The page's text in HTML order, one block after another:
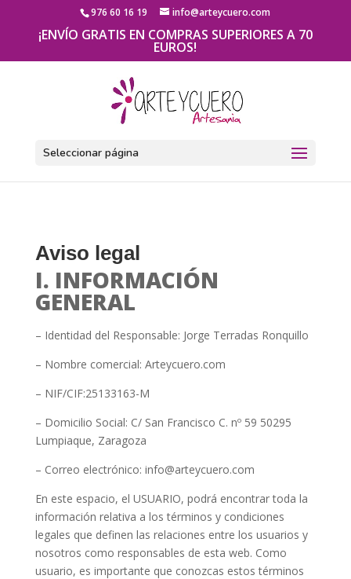
976 60 16 19 info@arteycuero.com
¡ENVÍO GRATIS EN COMPRAS SUPERIORES A 70
EUROS!
Seleccionar página
Aviso legal
I. INFORMACIÓN
GENERAL
– Identidad del Responsable: Jorge Terradas Ronquillo
– Nombre comercial: Arteycuero.com
– NIF/CIF:25133163-M
– Domicilio Social: C/ San Francisco C. nº 59 50295
Lumpiaque, Zaragoza
– Correo electrónico: info@arteycuero.com
En este espacio, el USUARIO, podrá encontrar toda la
información relativa a los términos y condiciones
legales que definen las relaciones entre los usuarios y
nosotros como responsables de esta web. Como
usuario, es importante que conozcas estos términos